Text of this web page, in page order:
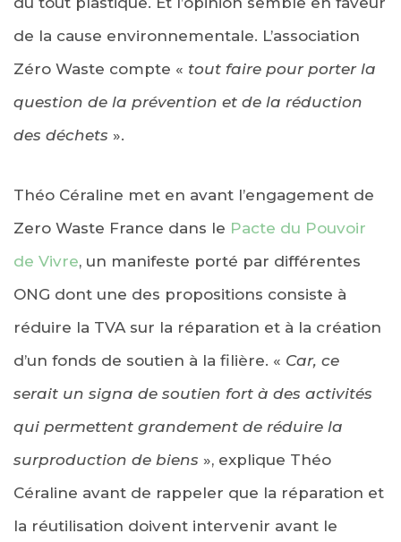
de la cause environnementale. L’association
Zéro Waste compte « tout faire pour porter la
question de la prévention et de la réduction
des déchets ».
Théo Céraline met en avant l’engagement de
Zero Waste France dans le Pacte du Pouvoir
de Vivre, un manifeste porté par différentes
ONG dont une des propositions consiste à
réduire la TVA sur la réparation et à la création
d’un fonds de soutien à la filière. « Car, ce
serait un signa de soutien fort à des activités
qui permettent grandement de réduire la
surproduction de biens », explique Théo
Céraline avant de rappeler que la réparation et
la réutilisation doivent intervenir avant le